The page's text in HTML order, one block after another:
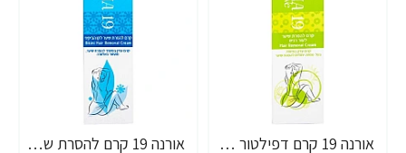
אורנה 19 קרם דפילטור לעור רגיש 80 גרם
אורנה 19 קרם להסרת שיער לקו הביקיני 90 מ"ל